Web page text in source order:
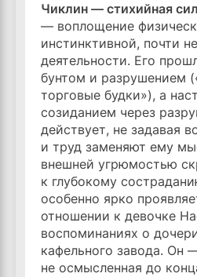
Чиклин — стихийная
— воплощение
инстинктивной, почти
деятельности. Его
бунтом и разрушением
торговые будки»), а
созиданием через
действует, не задавая
и труд заменяют ему
внешней угрюмостью
к глубокому
особенно ярко
отношении к девочке
воспоминаниях о
кафельного завода. Он
не осмысленная до